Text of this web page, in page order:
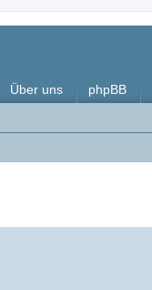
Über uns phpBB